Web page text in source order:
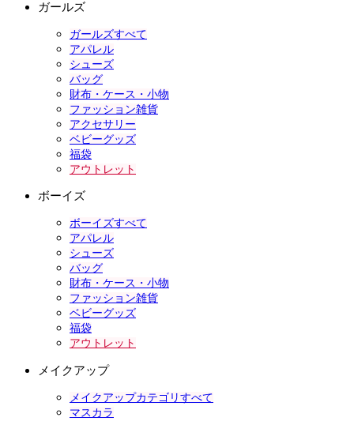
ガールズ
ガールズすべて
アパレル
シューズ
バッグ
財布・ケース・小物
ファッション雑貨
アクセサリー
ベビーグッズ
福袋
アウトレット
ボーイズ
ボーイズすべて
アパレル
シューズ
バッグ
財布・ケース・小物
ファッション雑貨
ベビーグッズ
福袋
アウトレット
メイクアップ
メイクアップカテゴリすべて
マスカラ